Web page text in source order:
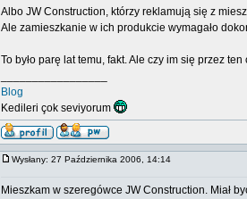
Albo JW Construction, którzy reklamują się z
Ale zamieszkanie w ich produkcie wymagało
To było parę lat temu, fakt. Ale czy im się przez
Blog
Kedileri çok seviyorum
Wysłany: 27 Października 2006, 14:14
Mieszkam w szeregówce JW Construction. Miał